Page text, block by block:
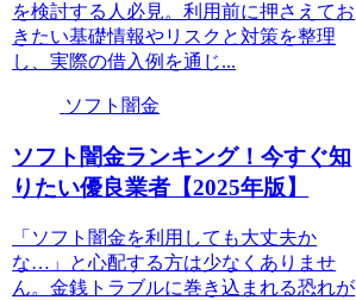
を検討する人必見。利用前に押さえてお
きたい基礎情報やリスクと対策を整理
し、実際の借入例を通じ...
ソフト闇金
ソフト闇金ランキング！今すぐ知
りたい優良業者【2025年版】
「ソフト闇金を利用しても大丈夫か
な…」と心配する方は少なくありませ
ん。金銭トラブルに巻き込まれる恐れが